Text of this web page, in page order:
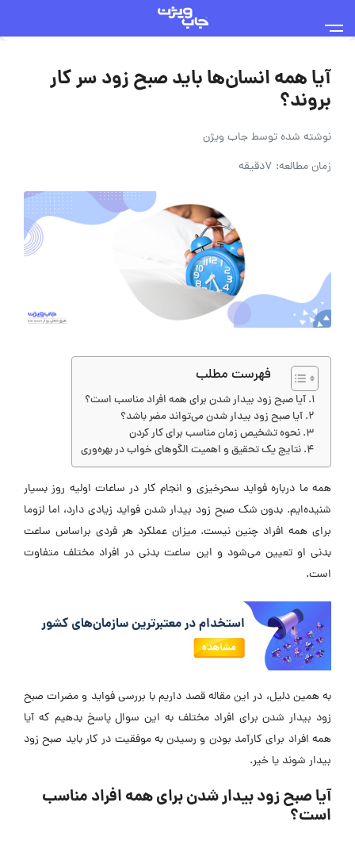
آیا همه انسان‌ها باید صبح زود سر کار
بروند؟
نوشته شده توسطجاب ویژن
زمان مطالعه: 7دقیقه
فهرست مطلب
آیا صبح زود بیدار شدن برای همه افراد مناسب است؟
آیا صبح زود بیدار شدن می‌تواند مضر باشد؟
نحوه تشخیص زمان مناسب برای کار کردن
نتایج یک تحقیق و اهمیت الگوهای خواب در بهره‌وری
همه ما درباره فواید سحرخیزی و انجام کار در ساعات اولیه روز بسیار
شنیده‌ایم. بدون شک صبح زود بیدار شدن فواید زیادی دارد، اما لزوما
برای همه افراد چنین نیست. میزان عملکرد هر فردی براساس ساعت
بدنی او تعیین می‌شود و این ساعت بدنی در افراد مختلف متفاوت
است.
به همین دلیل، در این مقاله قصد داریم با بررسی فواید و مضرات صبح
زود بیدار شدن برای افراد مختلف به این سوال پاسخ بدهیم که آیا
همه افراد برای کارآمد بودن و رسیدن به موفقیت در کار باید صبح زود
بیدار شوند یا خیر.
آیا صبح زود بیدار شدن برای همه افراد مناسب
است؟